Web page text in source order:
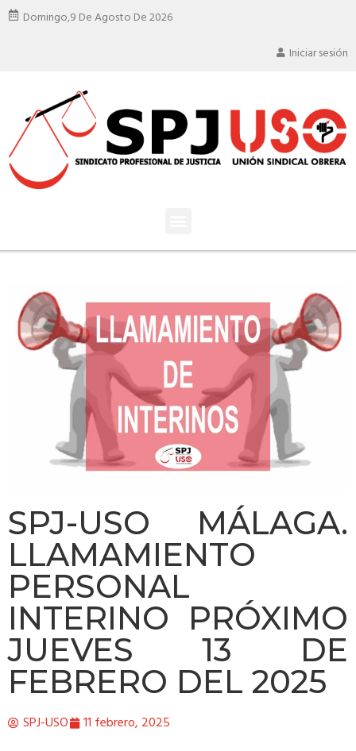
Domingo,9 De Agosto De 2026
Iniciar sesión
SPJ-USO MÁLAGA.
LLAMAMIENTO
PERSONAL
INTERINO PRÓXIMO
JUEVES 13 DE
FEBRERO DEL 2025
SPJ-USO 11 febrero, 2025